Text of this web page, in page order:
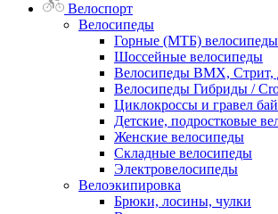
Велоспорт
Велосипеды
Горные (МТБ) велосипеды
Шоссейные велосипеды
Велосипеды BMX, Стрит,
Велосипеды Гибриды /
Циклокроссы и гравел
Детские, подростковые
Женские велосипеды
Складные велосипеды
Электровелосипеды
Велоэкипировка
Брюки, лосины, чулки